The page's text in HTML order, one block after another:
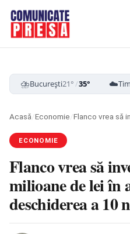
⛈️București21°/35° ☁️
Acasă/Economie/
ECONOMIE
Flanco vrea să
milioane de lei în
deschiderea a 10